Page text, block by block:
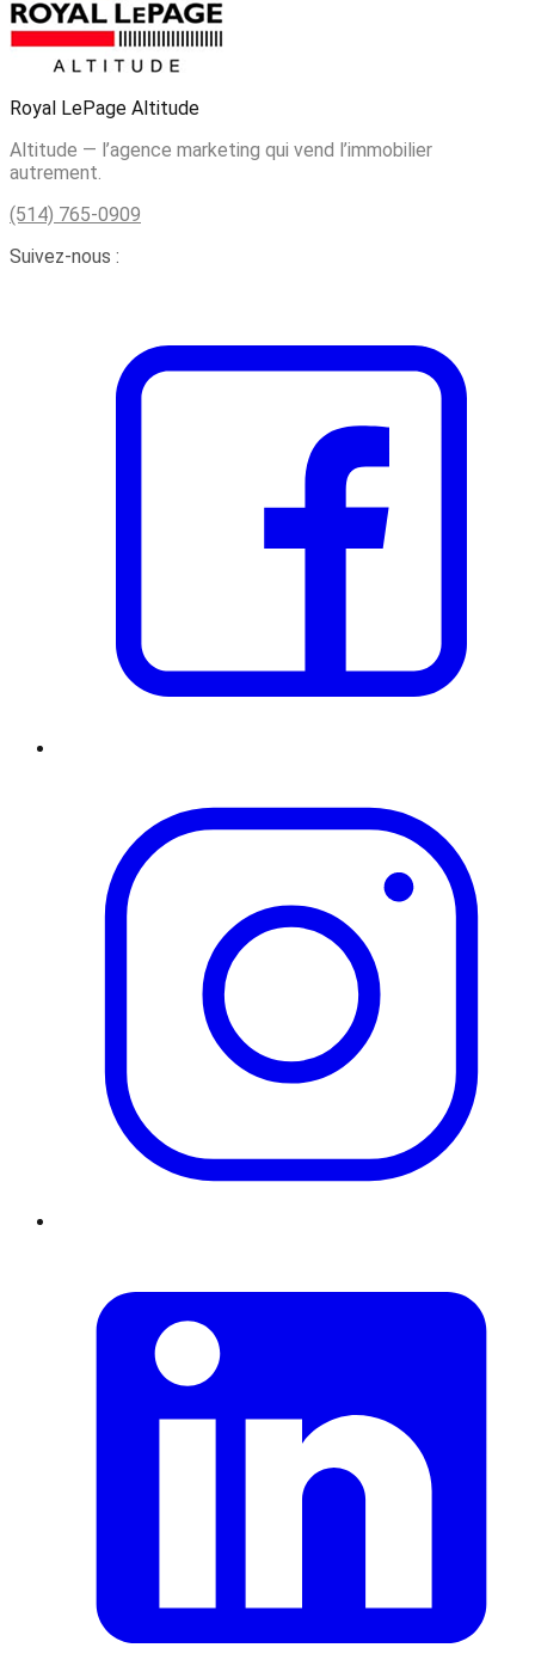
Royal LePage Altitude
Altitude — l’agence marketing qui vend l’immobilier
autrement.
(514) 765-0909
Suivez-nous :